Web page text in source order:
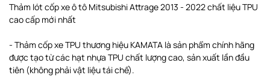
Thảm lót cốp xe ô tô Mitsubishi Attrage 2013 - 2022 chất liệu TPU
cao cấp mới nhất
- Thảm cốp xe TPU thương hiệu KAMATA là sản phẩm chính hãng
được tạo từ các hạt nhựa TPU chất lượng cao, sản xuất lần đầu
tiên (không phải vật liệu tái chế).